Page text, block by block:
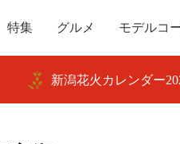
特集 グルメ モデルコ
新潟花火カレンダー